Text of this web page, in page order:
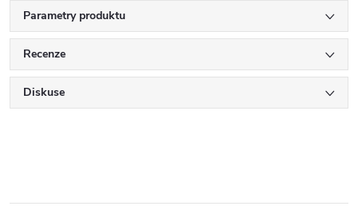
Parametry produktu
Recenze
Diskuse